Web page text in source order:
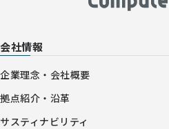
会社情報
企業理念・会社概要
拠点紹介・沿革
サスティナビリティ